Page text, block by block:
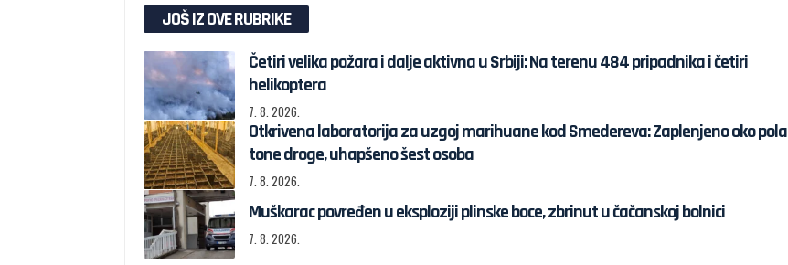
JOŠ IZ OVE RUBRIKE
Četiri velika požara i dalje aktivna u Srbiji: Na terenu 484 pripadnika i četiri
helikoptera
7. 8. 2026.
Otkrivena laboratorija za uzgoj marihuane kod Smedereva: Zaplenjeno oko pola
tone droge, uhapšeno šest osoba
7. 8. 2026.
Muškarac povređen u eksploziji plinske boce, zbrinut u čačanskoj bolnici
7. 8. 2026.